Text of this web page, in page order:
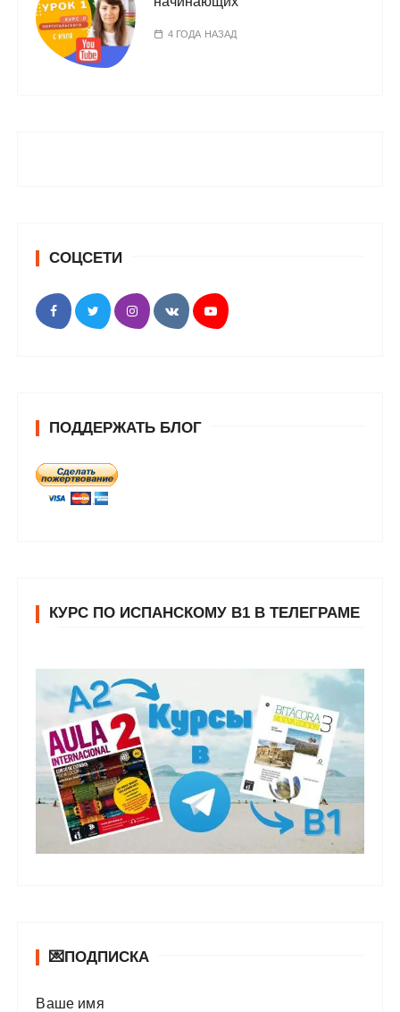
4 ГОДА НАЗАД
СОЦСЕТИ
ПОДДЕРЖАТЬ БЛОГ
КУРС ПО ИСПАНСКОМУ В1 В ТЕЛЕГРАМЕ
💌ПОДПИСКА
Ваше имя